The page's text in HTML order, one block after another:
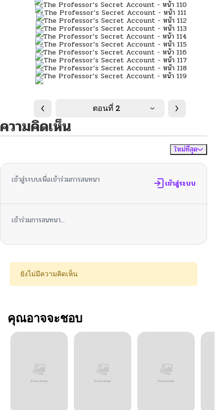
ตอนที่ 2
ความคิดเห็น
ใหม่ที่สุด
เข้าสู่ระบบเพื่อเข้าร่วมการสนทนา เข้าสู่ระบบ
เข้าร่วมการสนทนา...
ยังไม่มีความคิดเห็น
คุณอาจจะชอบ